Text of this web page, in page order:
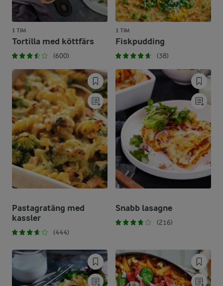
1 TIM
Tortilla med köttfärs
(600)
1 TIM
Fiskpudding
(38)
Pastagratäng med
kassler
(444)
Snabb lasagne
(216)